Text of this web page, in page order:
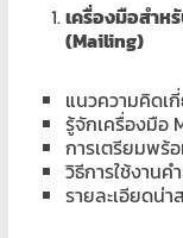
เครื่องมือสำห
(Mailing)
แนวความคิดเ
รู้จักเครื่องมือ
การเตรียมพร้
วิธีการใช้งาน
รายละเอียดน่